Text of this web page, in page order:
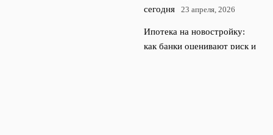
сегодня
23 апреля, 2026
Ипотека на новостройку:
как банки оценивают риск и